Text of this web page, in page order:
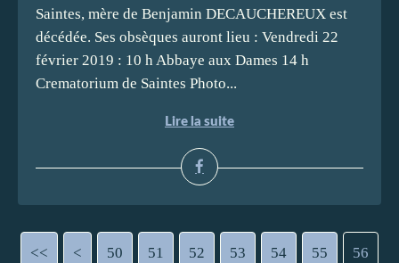
Saintes, mère de Benjamin DECAUCHEREUX est
décédée. Ses obsèques auront lieu : Vendredi 22
février 2019 : 10 h Abbaye aux Dames 14 h
Crematorium de Saintes Photo...
Lire la suite
<< < 10
20
30
40
50 51 52 53 54 55 56